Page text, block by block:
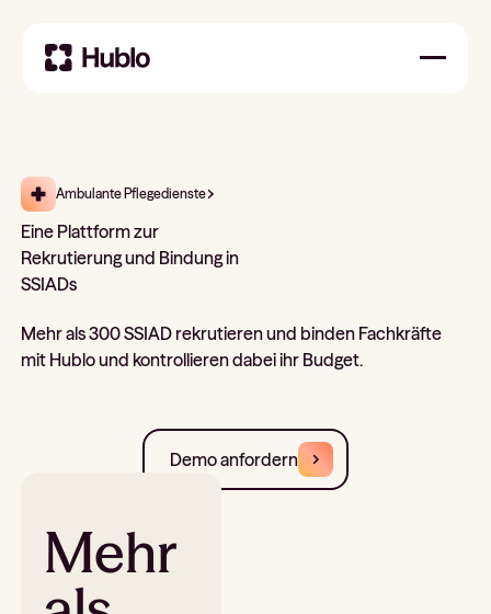
Ambulante Pflegedienste
Eine Plattform zur
Rekrutierung und Bindung in
SSIADs
Mehr als 300 SSIAD rekrutieren und binden Fachkräfte
mit Hublo und kontrollieren dabei ihr Budget.
Demo anfordern
Mehr